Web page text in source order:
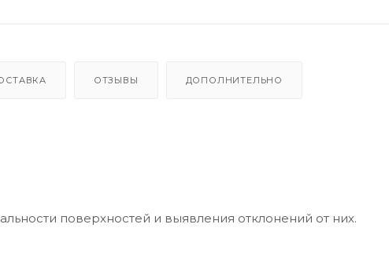
ОТЗЫВЫ ДОПОЛНИТЕЛЬНО
поверхностей и выявления отклонений от них.